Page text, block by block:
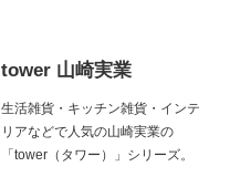
tower 山崎実業
生活雑貨・キッチン雑貨・インテ
リアなどで人気の山崎実業の
「tower（タワー）」シリーズ。